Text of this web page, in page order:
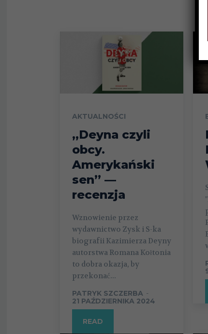
AKTUALNOŚCI
„Deyna czyli
obcy.
Amerykański
sen” —
recenzja
Wznowienie przez
wydawnictwo Zysk i S-ka
biografii Kazimierza Deyny
autorstwa Romana Kołtonia
to dobra okazja, by
przekonać...
PATRYK SZCZERBA -
21 PAŹDZIERNIKA 2024
READ